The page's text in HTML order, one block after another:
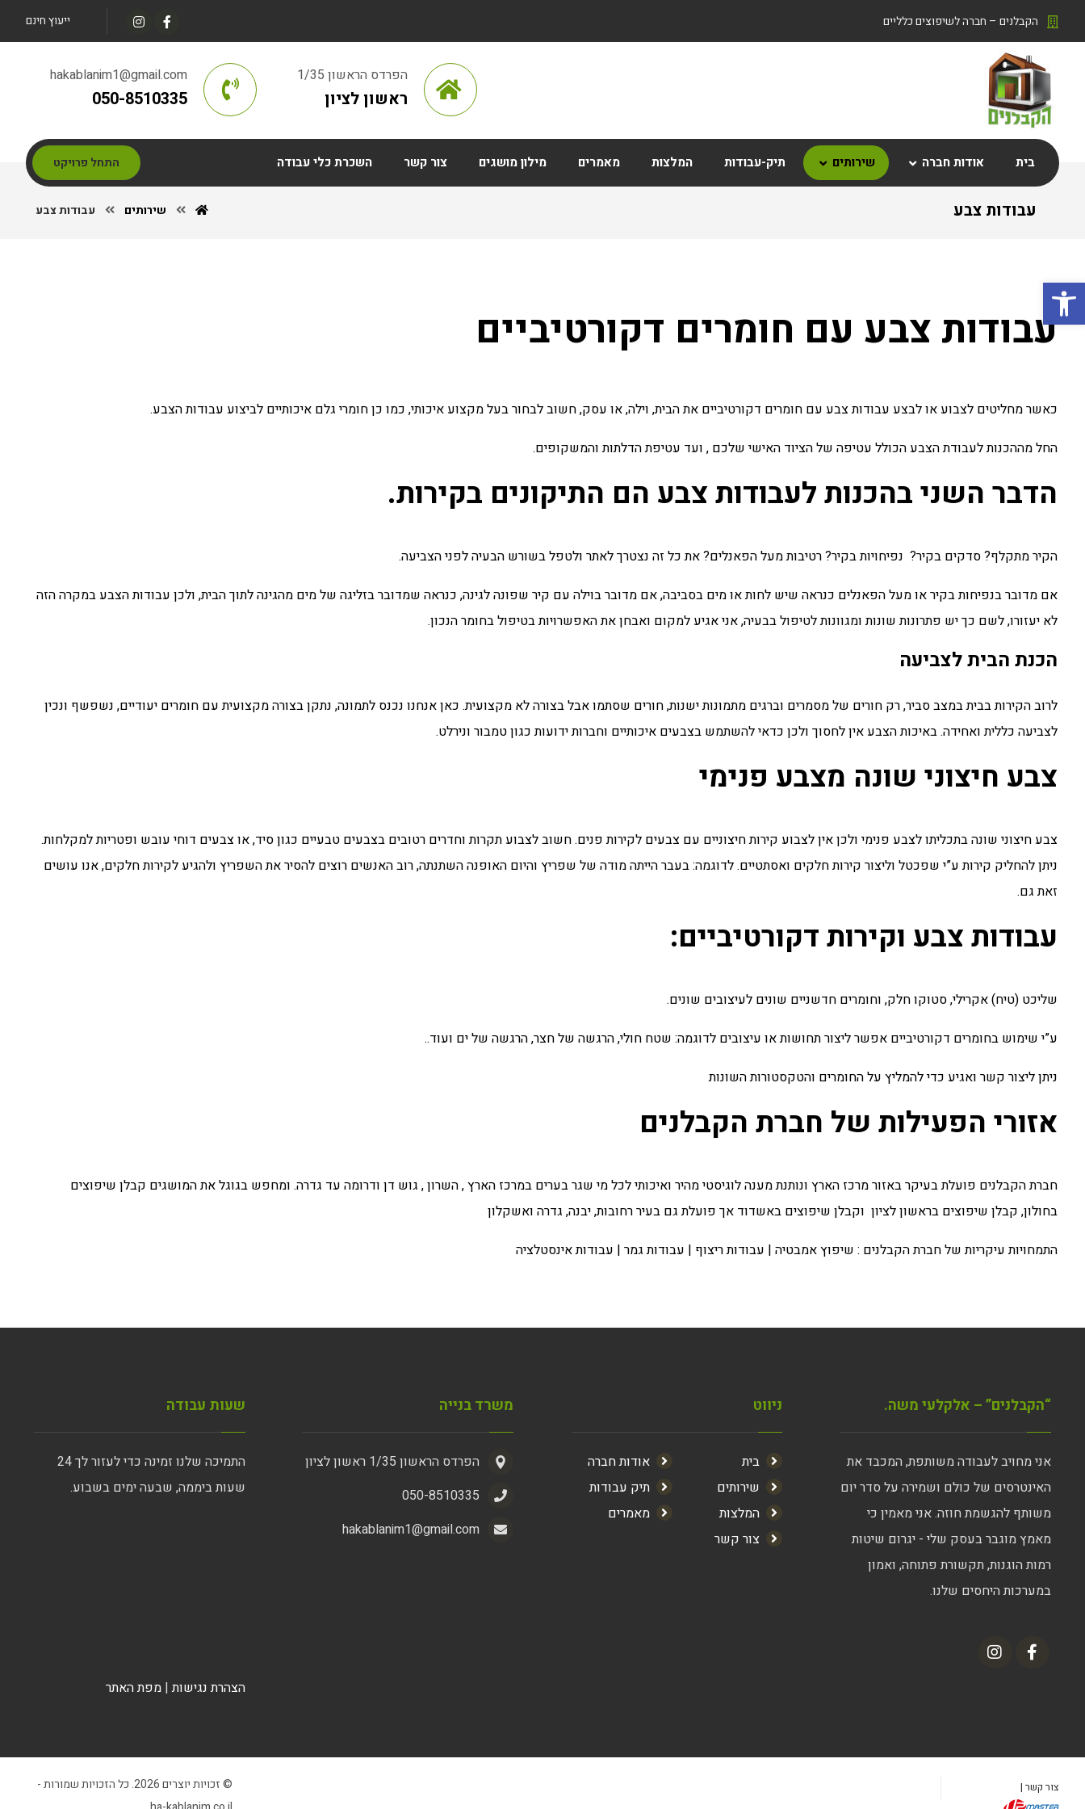
פתח סרגל נגישות
הקבלנים – חברה לשיפוצים כלליים ייעוץ חינם
hakablanim1@gmail.com
050-8510335
הפרדס הראשון 1/35
ראשון לציון
בית אודות חברה שירותים תיק-עבודות המלצות מאמרים מילון מושגים צור קשר השכרת כלי עבודה התחל פרויקט
עבודות צבע שירותים עבודות צבע
עבודות צבע עם חומרים דקורטיביים
כאשר מחליטים לצבוע או לבצע עבודות צבע עם חומרים דקורטיביים את הבית, וילה, או עסק, חשוב לבחור בעל מקצוע איכותי, כמו כן חומרי גלם איכותיים לביצוע עבודות הצבע.
החל מההכנות לעבודת הצבע הכולל עטיפה של הציוד האישי שלכם , ועד עטיפת הדלתות והמשקופים.
הדבר השני בהכנות לעבודות צבע הם התיקונים בקירות.
הקיר מתקלף? סדקים בקיר? נפיחויות בקיר? רטיבות מעל הפאנלים? את כל זה נצטרךלאתר ולטפלבשורש הבעיה לפני הצביעה.
אם מדובר בנפיחות בקיר או מעל הפאנלים כנראה שיש לחות או מים בסביבה, אם מדובר בוילה עם קיר שפונה לגינה, כנראה שמדובר בזליגה של מים מהגינה לתוך הבית, ולכן עבודות הצבע במקרה הזה
לא יעזורו, לשם כך יש פתרונות שונות ומגוונות לטיפול בבעיה, אני אגיע למקום ואבחן את האפשרויות בטיפול בחומר הנכון.
הכנת הבית לצביעה
לרוב הקירות בבית במצב סביר, רק חורים של מסמרים וברגים מתמונות ישנות, חורים שסתמו אבל בצורה לא מקצועית. כאן אנחנו נכנס לתמונה, נתקן בצורה מקצועית עם חומרים יעודיים, נשפשף ונכין
לצביעה כללית ואחידה. באיכות הצבע אין לחסוך ולכן כדאי להשתמש בצבעים איכותיים וחברות ידועות כגון טמבור ונירלט.
צבע חיצוני שונה מצבע פנימי
צבע חיצוני שונה בתכליתו לצבע פנימי ולכן אין לצבוע קירות חיצוניים עם צבעים לקירות פנים. חשוב לצבוע תקרות וחדרים רטובים בצבעים טבעיים כגון סיד, או צבעים דוחי עובש ופטריות למקלחות.
ניתן להחליק קירות ע”י שפכטל וליצור קירות חלקים ואסתטיים. לדוגמה: בעבר הייתה מודה של שפריץ והיום האופנה השתנתה, רוב האנשים רוצים להסיר את השפריץ ולהגיע לקירות חלקים, אנו עושים
זאת גם.
עבודות צבע וקירות דקורטיביים:
שליכט (טיח) אקרילי, סטוקו חלק, וחומרים חדשניים שונים לעיצובים שונים.
ע”י שימוש בחומרים דקורטיביים אפשר ליצור תחושות או עיצובים לדוגמה: שטח חולי, הרגשה של חצר, הרגשה של ים ועוד..
ניתן ליצור קשר ואגיע כדי להמליץ על החומרים והטקסטורות השונות
אזורי הפעילות של חברת הקבלנים
חברת הקבלנים פועלת בעיקר באזור מרכז הארץ ונותנת מענה לוגיסטי מהיר ואיכותי לכל מי שגר בערים במרכז הארץ , השרון , גוש דן ודרומה עד גדרה. ומחפש בגוגל את המושגים קבלן שיפוצים
בחולון, קבלן שיפוצים בראשון לציון וקבלן שיפוצים באשדוד אך פועלת גם בעיר רחובות, יבנה, גדרה ואשקלון
התמחויות עיקריות של חברת הקבלנים : שיפוץ אמבטיה| עבודות ריצוף | עבודות גמר| עבודות אינסטלציה
“הקבלנים” – אלקלעי משה.
אני מחויב לעבודה משותפת, המכבד את
האינטרסים של כולם ושמירה על סדר יום
משותף להגשמת חוזה. אני מאמין כי
מאמץ מוגבר בעסק שלי - יגרום שיטות
רמות הוגנות, תקשורת פתוחה, ואמון
במערכות היחסים שלנו.
ניווט
בית
אודות חברה
שירותים
תיק עבודות
המלצות
מאמרים
צור קשר
משרד בנייה
הפרדס הראשון 1/35 ראשון לציון
050-8510335
hakablanim1@gmail.com
שעות עבודה
התמיכה שלנו זמינה כדי לעזור לך 24
שעות ביממה, שבעה ימים בשבוע.
הצהרת נגישות|מפת האתר
צור קשר |
© זכויות יוצרים 2026. כל הזכויות שמורות -